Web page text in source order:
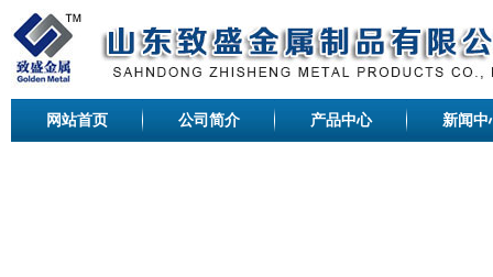
网站首页 公司简介 产品中心 新闻中